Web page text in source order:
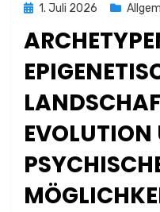
Posted
1. Juli 2026
EVOLUTION